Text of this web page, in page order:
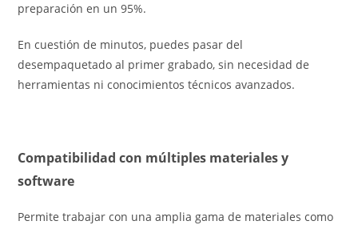
preparación en un 95%.
En cuestión de minutos, puedes pasar del
desempaquetado al primer grabado, sin necesidad de
herramientas ni conocimientos técnicos avanzados.
Compatibilidad con múltiples materiales y
software
Permite trabajar con una amplia gama de materiales como